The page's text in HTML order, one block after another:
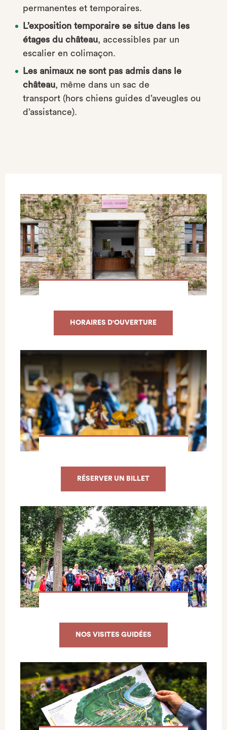
permanentes et temporaires.
L’exposition temporaire se situe dans les
étages du château, accessibles par un
escalier en colimaçon.
Les animaux ne sont pas admis dans le
château, même dans un sac de
transport (hors chiens guides d’aveugles ou
d’assistance).
HORAIRES D'OUVERTURE
RÉSERVER UN BILLET
NOS VISITES GUIDÉES